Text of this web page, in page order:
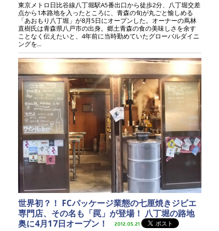
東京メトロ日比谷線八丁堀駅A5番出口から徒歩2分、八丁堀交差
点から1本路地を入ったところに、青森の旬が丸ごと愉しめる
「あおもり八丁堀」が8月5日にオープンした。オーナーの蔦林
直樹氏は青森県八戸市の出身。郷土青森の食の美味しさを余す
ことなく伝えたいと、4年前に当時勤めていたグローバルダイニ
ングを...
世界初？！ FCパッケージ業態の七厘焼きジビエ
専門店、その名も「罠」が登場！ 八丁堀の路地
奥に4月17日オープン！
2012.05.21